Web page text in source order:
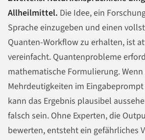
Allheilmittel. Die Idee, ein
Sprache einzugeben und einen
Quanten-Workflow zu erhalten, ist
vereinfacht. Quantenprobleme
mathematische Formulierung.
Mehrdeutigkeiten im
kann das Ergebnis plausibel
falsch sein. Ohne Experten, die
bewerten, entsteht ein gefährliches